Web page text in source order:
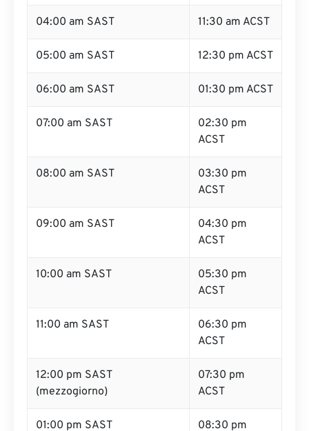
04:00 am SAST 11:30 am ACST
05:00 am SAST 12:30 pm ACST
06:00 am SAST 01:30 pm ACST
07:00 am SAST
02:30 pm
ACST
08:00 am SAST
03:30 pm
ACST
09:00 am SAST
04:30 pm
ACST
10:00 am SAST
05:30 pm
ACST
11:00 am SAST
06:30 pm
ACST
12:00 pm SAST
(mezzogiorno)
07:30 pm
ACST
01:00 pm SAST 08:30 pm